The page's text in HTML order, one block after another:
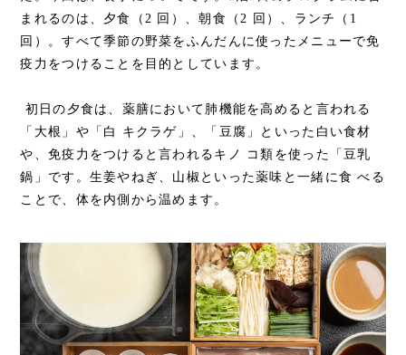
まれるのは、夕食（2 回）、朝食（2 回）、ランチ（1
回）。すべて季節の野菜をふんだんに使ったメニューで免
疫力をつけることを目的としています。
初日の夕食は、薬膳において肺機能を高めると言われる
「大根」や「白 キクラゲ」、「豆腐」といった白い食材
や、免疫力をつけると言われるキノ コ類を使った「豆乳
鍋」です。生姜やねぎ、山椒といった薬味と一緒に食 べる
ことで、体を内側から温めます。